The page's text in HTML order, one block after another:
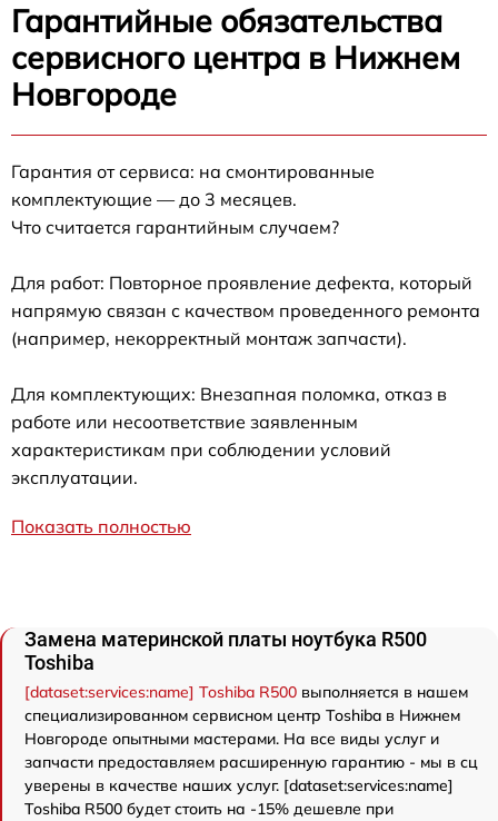
Гарантийные обязательства
сервисного центра в Нижнем
Новгороде
Гарантия от сервиса: на смонтированные
комплектующие — до 3 месяцев.
Что считается гарантийным случаем?
Для работ: Повторное проявление дефекта, который
напрямую связан с качеством проведенного ремонта
(например, некорректный монтаж запчасти).
Для комплектующих: Внезапная поломка, отказ в
работе или несоответствие заявленным
характеристикам при соблюдении условий
эксплуатации.
Показать полностью
Замена материнской платы ноутбука R500
Toshiba
[dataset:services:name] Toshiba R500 выполняется в нашем
специализированном сервисном центр Toshiba в Нижнем
Новгороде опытными мастерами. На все виды услуг и
запчасти предоставляем расширенную гарантию - мы в сц
уверены в качестве наших услуг. [dataset:services:name]
Toshiba R500 будет стоить на -15% дешевле при